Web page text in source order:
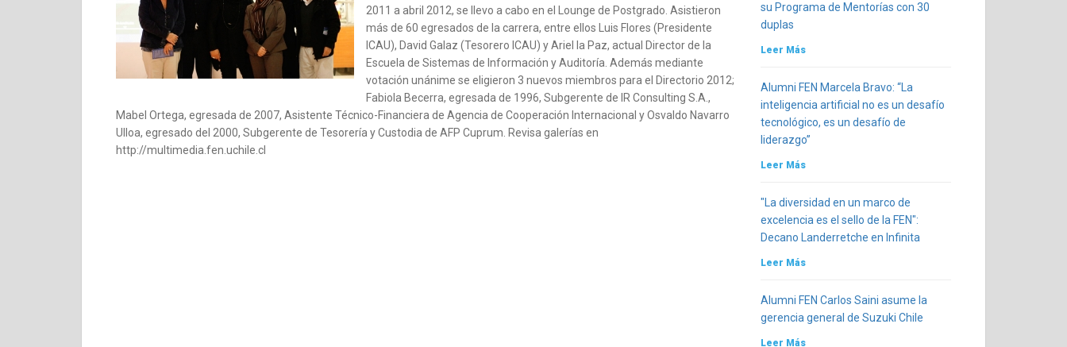
2011 a abril 2012, se llevo a cabo en el Lounge de Postgrado. Asistieron
más de 60 egresados de la carrera, entre ellos Luis Flores (Presidente
ICAU), David Galaz (Tesorero ICAU) y Ariel la Paz, actual Director de la
Escuela de Sistemas de Información y Auditoría. Además mediante
votación unánime se eligieron 3 nuevos miembros para el Directorio 2012;
Fabiola Becerra, egresada de 1996, Subgerente de IR Consulting S.A.,
Mabel Ortega, egresada de 2007, Asistente Técnico-Financiera de Agencia de Cooperación Internacional y Osvaldo Navarro
Ulloa, egresado del 2000, Subgerente de Tesorería y Custodia de AFP Cuprum. Revisa galerías en
http://multimedia.fen.uchile.cl
su Programa de Mentorías con 30
duplas
Leer Más
Alumni FEN Marcela Bravo: “La
inteligencia artificial no es un desafío
tecnológico, es un desafío de
liderazgo”
Leer Más
"La diversidad en un marco de
excelencia es el sello de la FEN":
Decano Landerretche en Infinita
Leer Más
Alumni FEN Carlos Saini asume la
gerencia general de Suzuki Chile
Leer Más